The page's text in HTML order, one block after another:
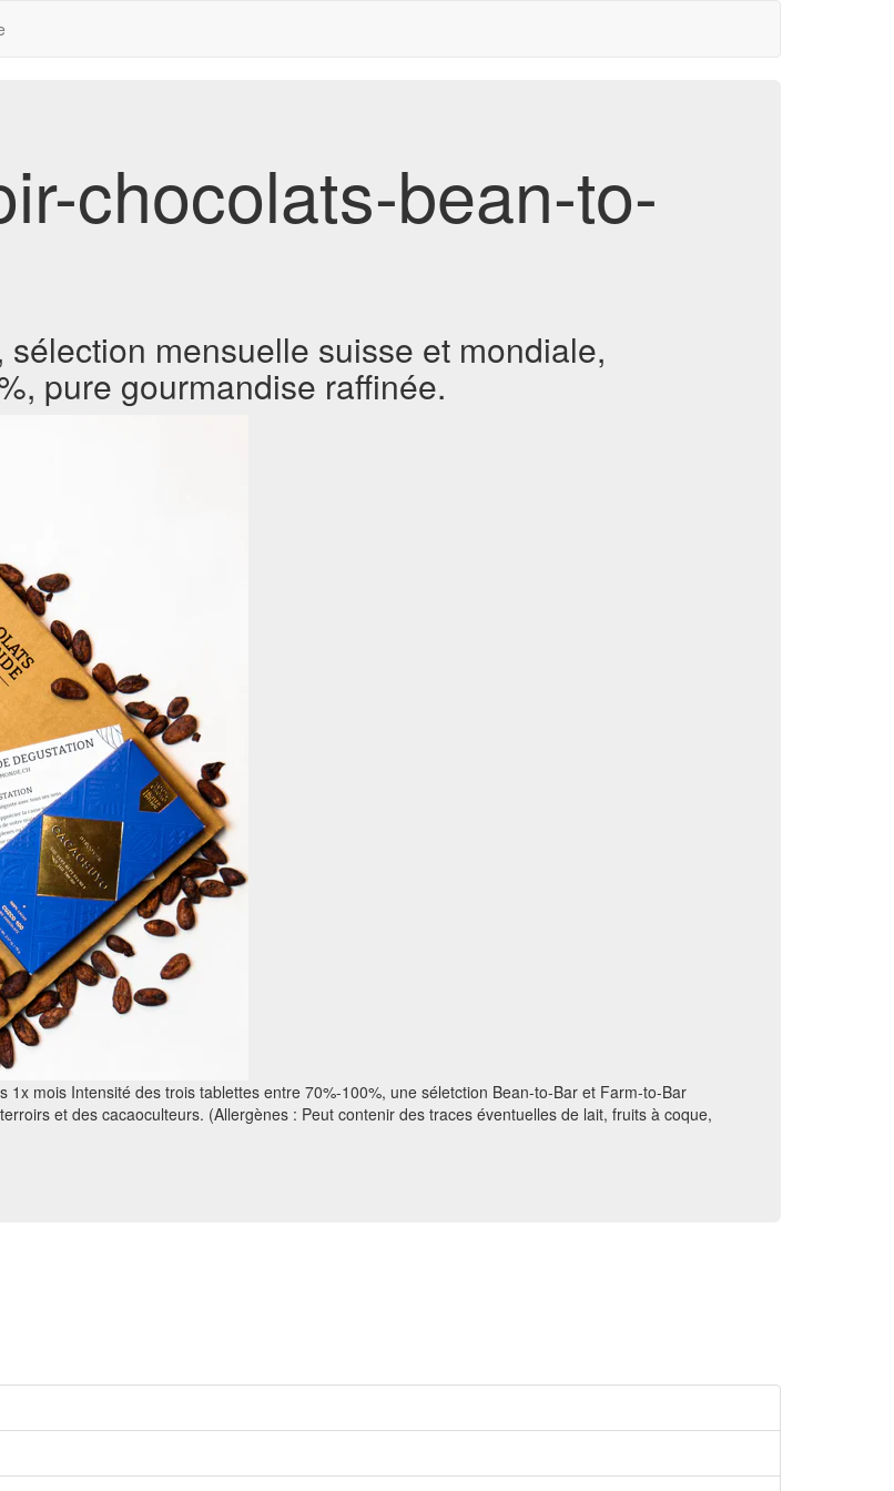
chocolats-bean-to-
mensuelle suisse et mondiale,
pure gourmandise raffinée.
mois Intensité des trois tablettes entre 70%-100%, une séletction Bean-to-Bar et Farm-to-Bar
et des cacaoculteurs. (Allergènes : Peut contenir des traces éventuelles de lait, fruits à coque,